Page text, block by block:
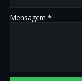
Mensagem *